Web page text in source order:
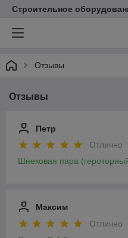
Строительное
Отзывы
Отзывы
Петр
Отлично
Шнековая пара
Максим
Отлично